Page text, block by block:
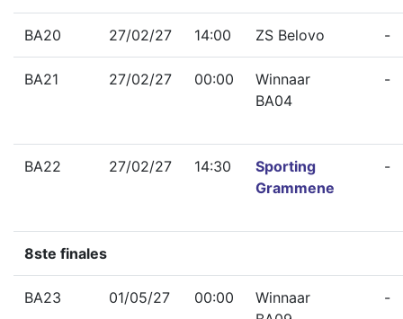
BA20 27/02/27 14:00 ZS Belovo -
BA21 27/02/27 00:00
Winnaar
BA04
-
BA22 27/02/27 14:30
Sporting
Grammene
-
8ste finales
BA23 01/05/27 00:00
Winnaar
-